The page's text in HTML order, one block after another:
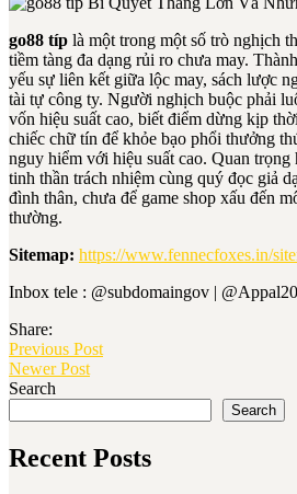
go88 típ là một trong một số trò nghịch
tiềm tàng đa dạng rủi ro chưa may.
yếu sự liên kết giữa lộc may, sách lược
tài tự công ty. Người nghịch buộc phải
vốn hiệu suất cao, biết điểm dừng kịp
chiếc chữ tín để khỏe bạo phổi thưởng
nguy hiểm với hiệu suất cao. Quan trọng
tinh thần trách nhiệm cùng quý đọc giả
đình thân, chưa để game shop xấu đến
thường.
Sitemap: https://www.fennecfoxes.in/
Inbox tele : @subdomaingov |
Share:
Previous Post
Newer Post
Search
Search
Recent Posts